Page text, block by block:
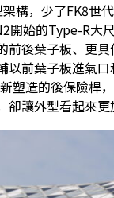
構，少了FK8世
開始的Type-R大
後葉子板、更
前葉子板進氣
造的後保險桿
讓外型看起來更